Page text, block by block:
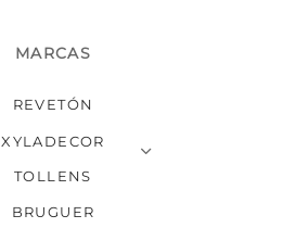
MARCAS
REVETÓN
XYLADECOR
TOLLENS
BRUGUER